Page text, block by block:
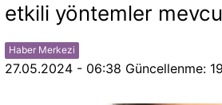
etkili yöntemler
Haber Merkezi
27.05.2024 - 06:38 Güncellenme: